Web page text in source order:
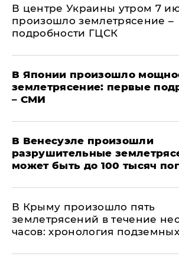
В центре Украины утром 7
произошло землетрясение –
подробности ГЦСК
В Японии произошло
землетрясение: первые
– СМИ
В Венесуэле произошли
разрушительные
может быть до 100 тысяч
В Крыму произошло пять
землетрясений в течение
часов: хронология